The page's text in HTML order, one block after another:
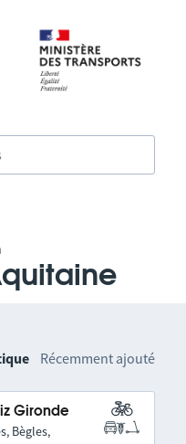
Récemment ajouté
Gironde
Bègles,